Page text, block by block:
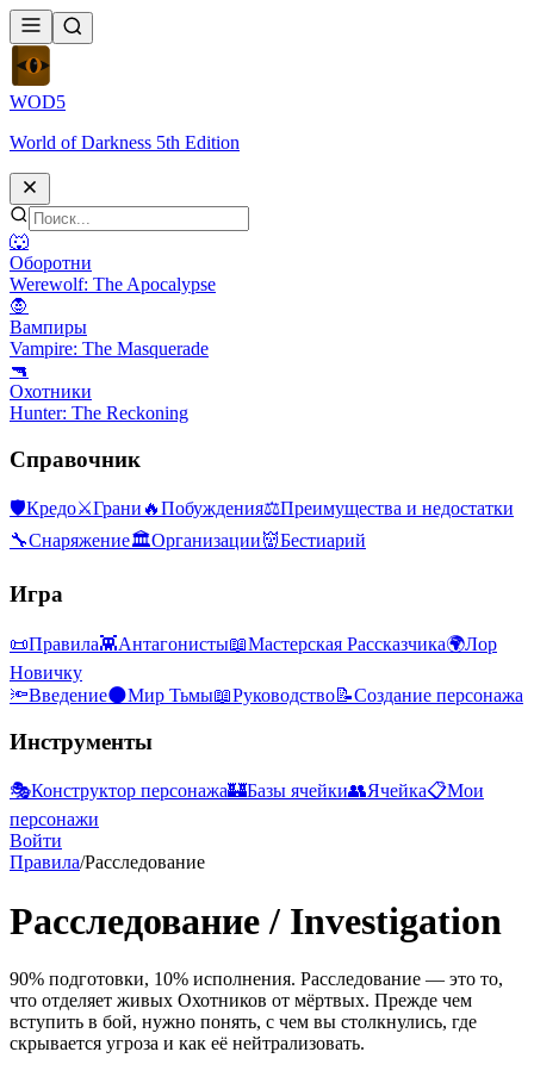
WOD5
World of Darkness 5th Edition
🐺
Оборотни
Werewolf: The Apocalypse
🧛
Вампиры
Vampire: The Masquerade
🔫
Охотники
Hunter: The Reckoning
Справочник
🛡Кредо⚔Грани 🔥Побуждения⚖️Преимущества и недостатки
🔧Снаряжение🏛Организации👹Бестиарий
Игра
📜Правила👾Антагонисты📖Мастерская Рассказчика🌍Лор
Новичку
🔦Введение🌑Мир Тьмы📖Руководство📝Создание персонажа
Инструменты
🎭Конструктор персонажа🏰Базы ячейки👥Ячейка📋Мои
персонажи
Войти
Правила/Расследование
Расследование / Investigation
90% подготовки, 10% исполнения. Расследование — это то,
что отделяет живых Охотников от мёртвых. Прежде чем
вступить в бой, нужно понять, с чем вы столкнулись, где
скрывается угроза и как её нейтрализовать.